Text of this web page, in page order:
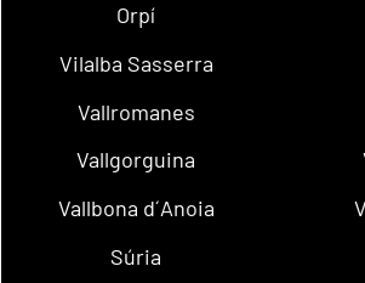
Orpí
Vilalba Sasserra
Vallromanes
Vallgorguina
Vallbona d´Anoia
Súria